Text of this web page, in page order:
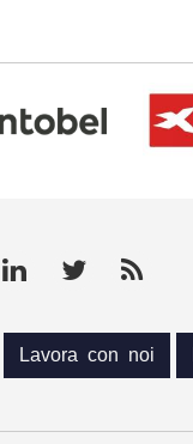
Lavora con noi